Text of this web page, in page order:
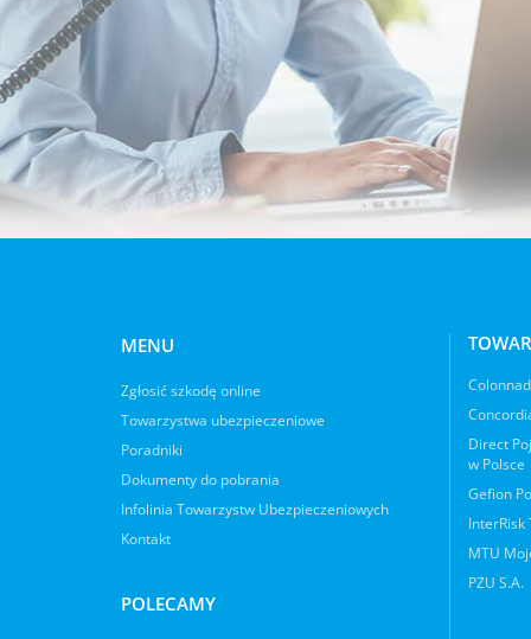
MENU
Zgłosić szkodę online
Towarzystwa ubezpieczeniowe
Poradniki
Dokumenty do pobrania
Infolinia Towarzystw Ubezpieczeniowych
Kontakt
POLECAMY
Direct
w Polsce
Gefion
InterRisk
MTU
PZU S.A.